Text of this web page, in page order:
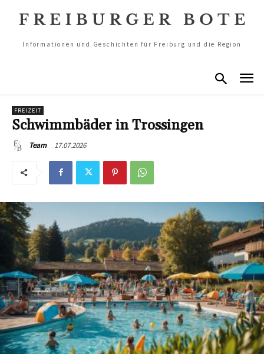
Informationen und Geschichten für Freiburg und die Region
FREIZEIT
Schwimmbäder in Trossingen
Team 17.07.2026